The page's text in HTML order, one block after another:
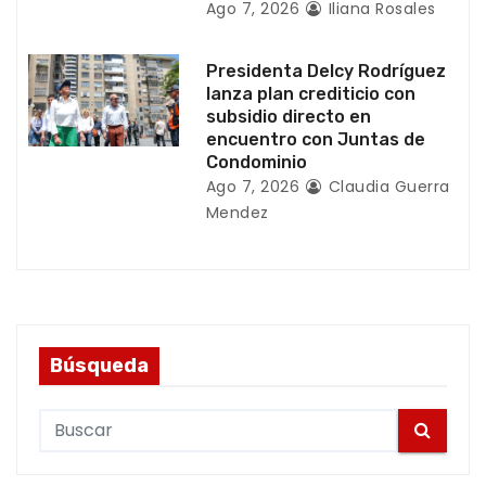
a
s
Ago 7, 2026 Iliana Rosales
Presidenta Delcy Rodríguez
lanza plan crediticio con
subsidio directo en
encuentro con Juntas de
Condominio
Ago 7, 2026
Claudia Guerra
Mendez
Búsqueda